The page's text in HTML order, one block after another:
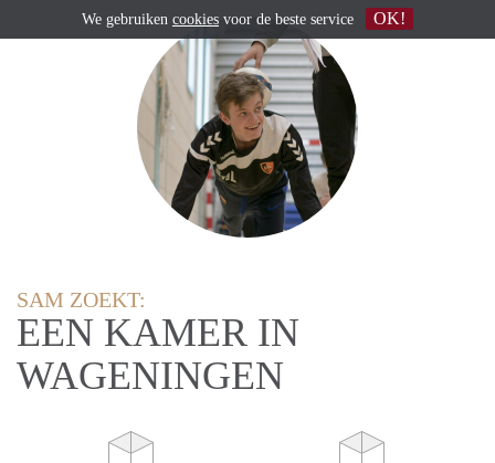
SAM ZOEKT:
EEN KAMER IN
WAGENINGEN
We gebruiken cookies voor de beste service OK!